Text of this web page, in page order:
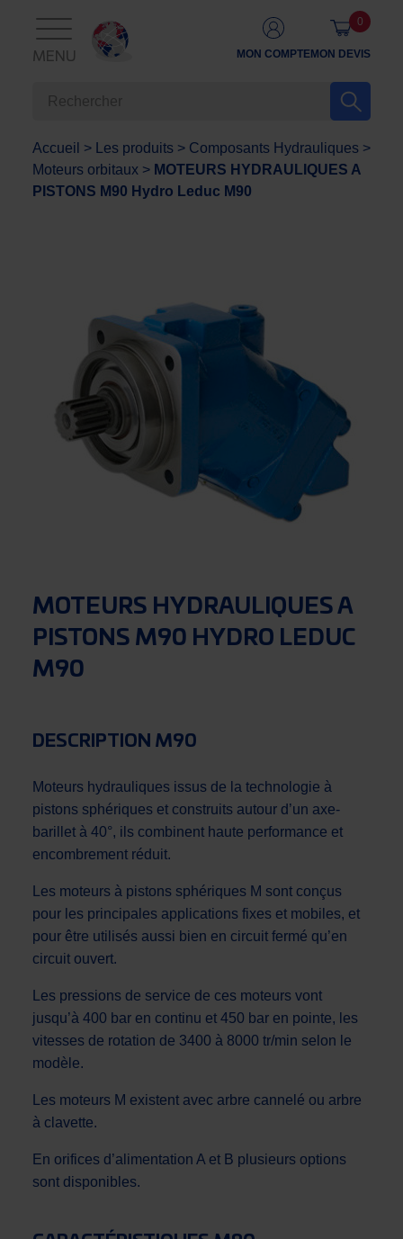
MENU MON COMPTEMON DEVIS
0
Accueil > Les produits > Composants Hydrauliques >
Moteurs orbitaux > MOTEURS HYDRAULIQUES A
PISTONS M90 Hydro Leduc M90
MOTEURS HYDRAULIQUES A
PISTONS M90 HYDRO LEDUC
M90
DESCRIPTION M90
Moteurs hydrauliques issus de la technologie à
pistons sphériques et construits autour d’un axe-
barillet à 40°, ils combinent haute performance et
encombrement réduit.
Les moteurs à pistons sphériques M sont conçus
pour les principales applications fixes et mobiles, et
pour être utilisés aussi bien en circuit fermé qu’en
circuit ouvert.
Les pressions de service de ces moteurs vont
jusqu’à 400 bar en continu et 450 bar en pointe, les
vitesses de rotation de 3400 à 8000 tr/min selon le
modèle.
Les moteurs M existent avec arbre cannelé ou arbre
à clavette.
En orifices d’alimentation A et B plusieurs options
sont disponibles.